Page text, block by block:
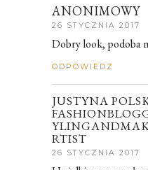
ANONIMOWY
26 STYCZNIA 2017
Dobry look, podoba
ODPOWIEDZ
JUSTYNA
RTIST
26 STYCZNIA 2017